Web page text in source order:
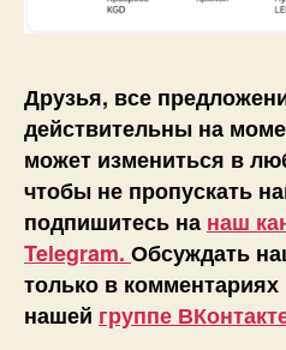
Друзья, все
действительны на
может измениться в
чтобы не пропускать
подпишитесь на наш
Telegram. Обсуждать
только в комментариях
нашей группе